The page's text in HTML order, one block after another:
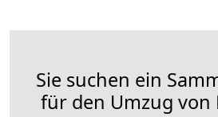
Sie suchen ein
für den Umzug von